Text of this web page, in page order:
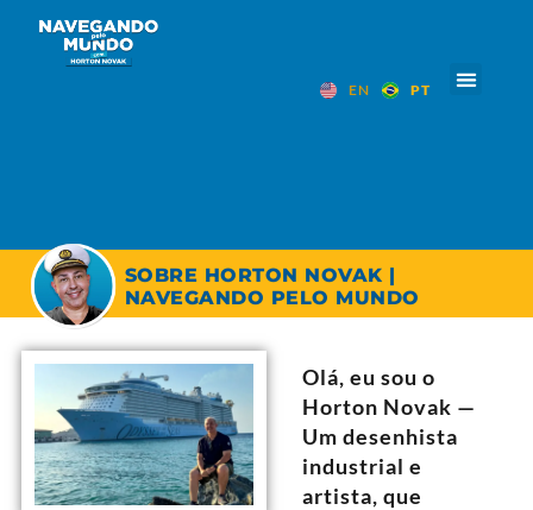
EN PT
SOBRE HORTON NOVAK |
NAVEGANDO PELO MUNDO
Olá, eu sou o
Horton Novak —
Um desenhista
industrial e
artista, que